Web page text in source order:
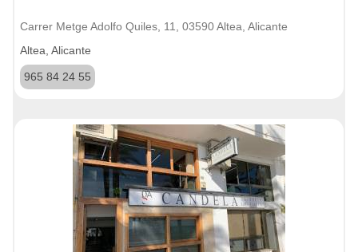
Carrer Metge Adolfo Quiles, 11, 03590 Altea, Alicante
Altea, Alicante
965 84 24 55